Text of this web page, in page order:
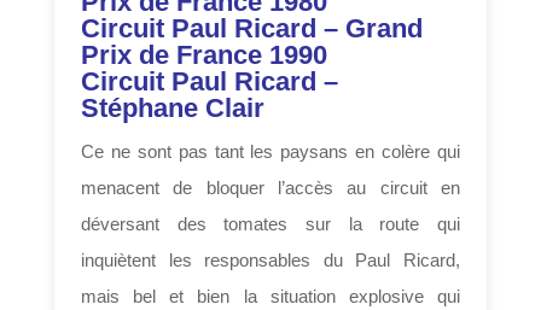
Circuit Paul Ricard – Grand
Prix de France 1990
Circuit Paul Ricard –
Stéphane Clair
Ce ne sont pas tant les paysans en colère qui
menacent de bloquer l’accès au circuit en
déversant des tomates sur la route qui
inquiètent les responsables du Paul Ricard,
mais bel et bien la situation explosive qui